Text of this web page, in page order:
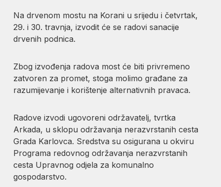
Na drvenom mostu na Korani u srijedu i četvrtak,
29. i 30. travnja, izvodit će se radovi sanacije
drvenih podnica.
Zbog izvođenja radova most će biti privremeno
zatvoren za promet, stoga molimo građane za
razumijevanje i korištenje alternativnih pravaca.
Radove izvodi ugovoreni održavatelj, tvrtka
Arkada, u sklopu održavanja nerazvrstanih cesta
Grada Karlovca. Sredstva su osigurana u okviru
Programa redovnog održavanja nerazvrstanih
cesta Upravnog odjela za komunalno
gospodarstvo.